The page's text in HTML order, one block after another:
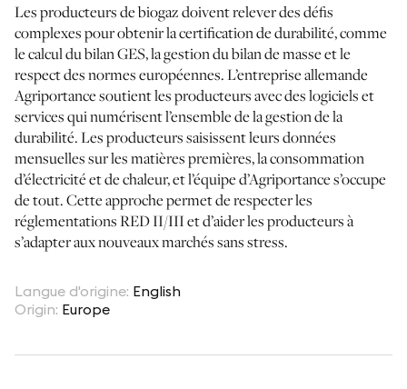
netzerotube
Les producteurs de biogaz doivent relever des défis
complexes pour obtenir la certification de durabilité, comme
le calcul du bilan GES, la gestion du bilan de masse et le
respect des normes européennes. L’entreprise allemande
Agriportance soutient les producteurs avec des logiciels et
services qui numérisent l’ensemble de la gestion de la
durabilité. Les producteurs saisissent leurs données
mensuelles sur les matières premières, la consommation
d’électricité et de chaleur, et l’équipe d’Agriportance s’occupe
de tout. Cette approche permet de respecter les
réglementations RED II/III et d’aider les producteurs à
s’adapter aux nouveaux marchés sans stress.
Langue d'origine: English
Origin: Europe